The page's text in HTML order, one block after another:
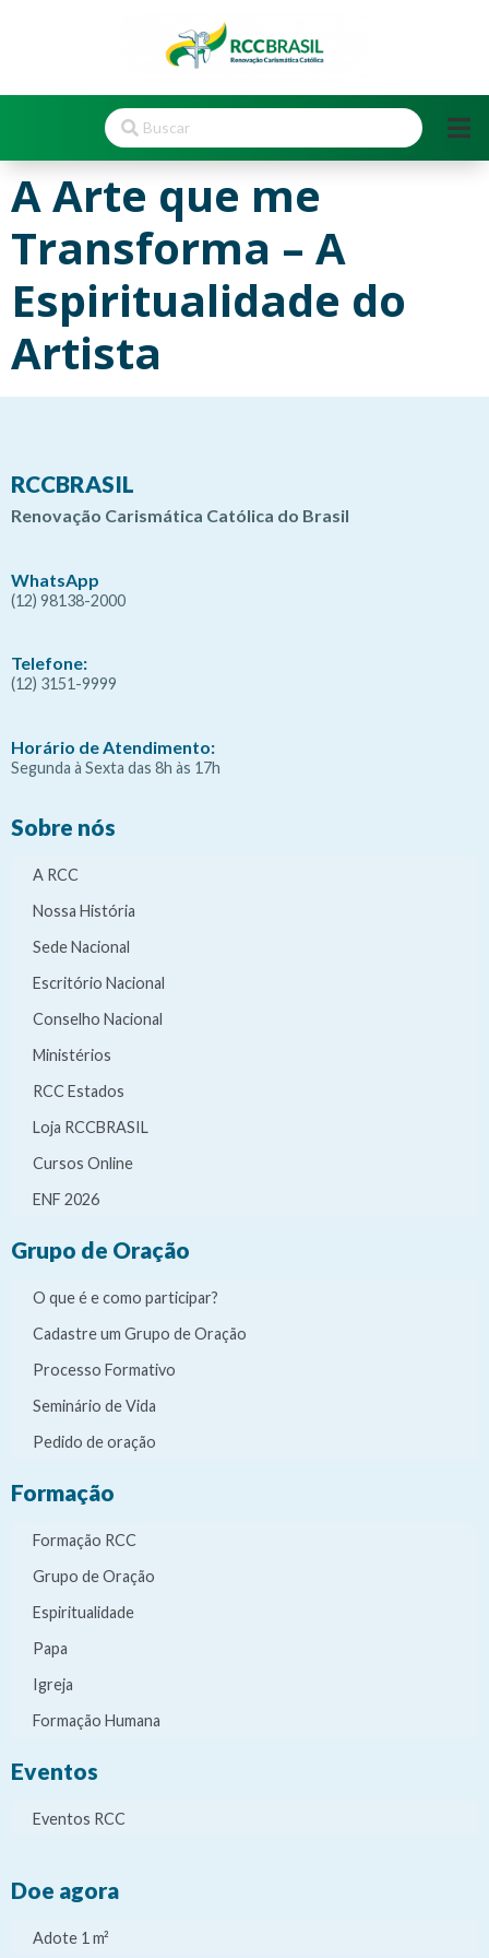
A Arte que me
Transforma – A
Espiritualidade do
Artista
RCCBRASIL
Renovação Carismática Católica do Brasil
WhatsApp
(12) 98138-2000
Telefone:
(12) 3151-9999
Horário de Atendimento:
Segunda à Sexta das 8h às 17h
Sobre nós
A RCC
Nossa História
Sede Nacional
Escritório Nacional
Conselho Nacional
Ministérios
RCC Estados
Loja RCCBRASIL
Cursos Online
ENF 2026
Grupo de Oração
O que é e como participar?
Cadastre um Grupo de Oração
Processo Formativo
Seminário de Vida
Pedido de oração
Formação
Formação RCC
Grupo de Oração
Espiritualidade
Papa
Igreja
Formação Humana
Eventos
Eventos RCC
Doe agora
Adote 1 m²